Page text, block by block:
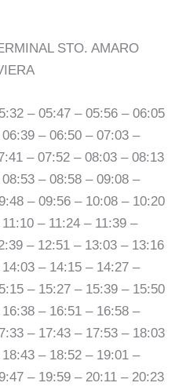
STO. AMARO
– 05:47 – 05:56 – 06:05
– 06:50 – 07:03 –
– 07:52 – 08:03 – 08:13
– 08:58 – 09:08 –
– 09:56 – 10:08 – 10:20
– 11:24 – 11:39 –
– 12:51 – 13:03 – 13:16
– 14:15 – 14:27 –
– 15:27 – 15:39 – 15:50
– 16:51 – 16:58 –
– 17:43 – 17:53 – 18:03
– 18:52 – 19:01 –
– 19:59 – 20:11 – 20:23